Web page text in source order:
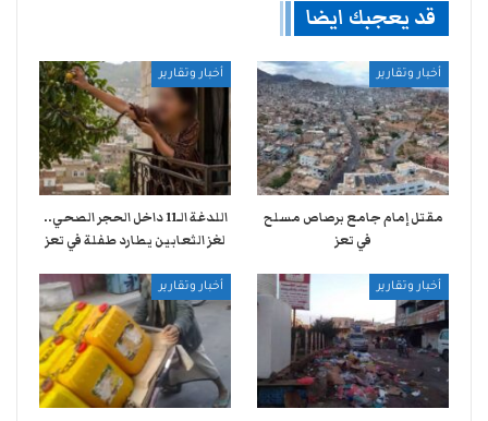
قد يعجبك ايضا
أخبار وتقارير
مقتل إمام جامع برصاص مسلح
في تعز
أخبار وتقارير
اللدغة الـ11 داخل الحجر الصحي..
لغز الثعابين يطارد طفلة في تعز
أخبار وتقارير أخبار وتقارير